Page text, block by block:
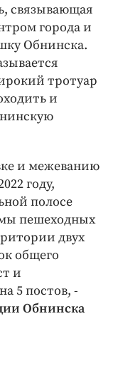
связывающая
города и
Обнинска.
тротуар
и
и межеванию
году,
полосе
пешеходных
двух
общего
и
5 постов, -
Обнинска